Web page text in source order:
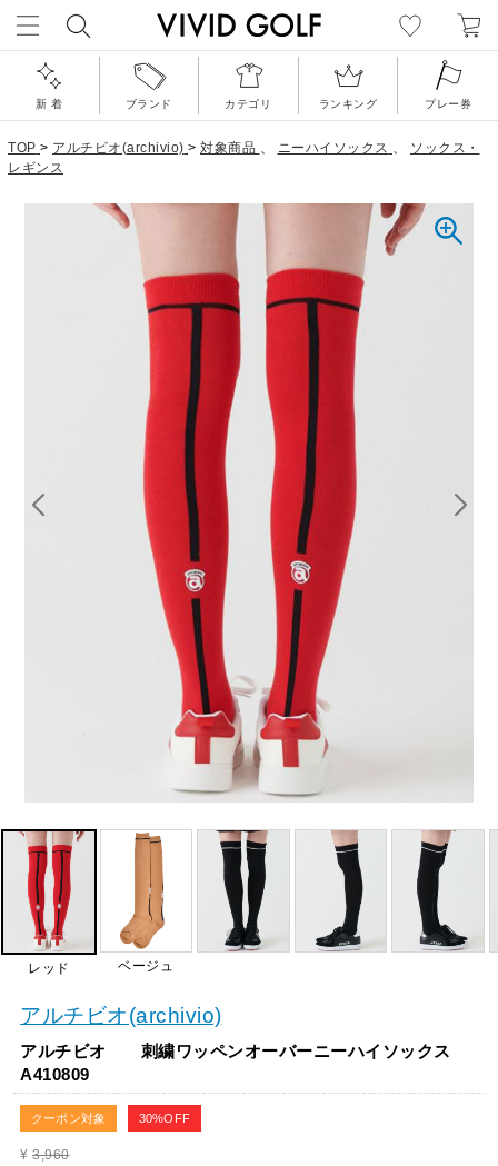
新 着 ブランド カテゴリ ランキング プレー券
TOP > アルチビオ(archivio) > 対象商品 、 ニーハイソックス 、 ソックス・
レギンス
レッド ベージュ
アルチビオ(archivio)
アルチビオ 刺繍ワッペンオーバーニーハイソックス
A410809
クーポン対象 30%OFF
¥ 3,960